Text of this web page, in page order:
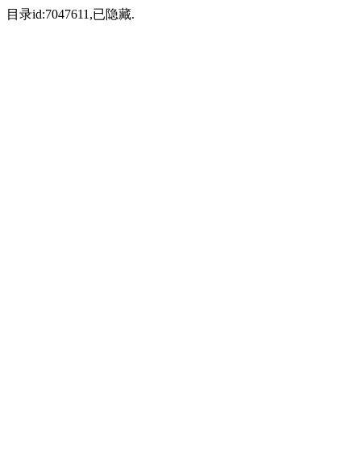
目录id:7047611,已隐藏.